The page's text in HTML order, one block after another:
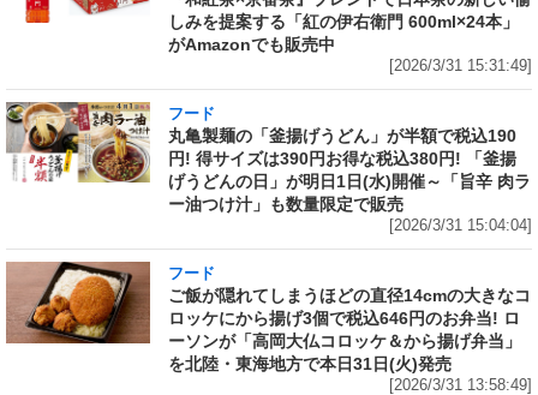
しみを提案する「紅の伊右衛門 600ml×24本」
がAmazonでも販売中
[2026/3/31 15:31:49]
フード
丸亀製麺の「釜揚げうどん」が半額で税込190
円! 得サイズは390円お得な税込380円! 「釜揚
げうどんの日」が明日1日(水)開催～「旨辛 肉ラ
ー油つけ汁」も数量限定で販売
[2026/3/31 15:04:04]
フード
ご飯が隠れてしまうほどの直径14cmの大きなコ
ロッケにから揚げ3個で税込646円のお弁当! ロ
ーソンが「高岡大仏コロッケ＆から揚げ弁当」
を北陸・東海地方で本日31日(火)発売
[2026/3/31 13:58:49]